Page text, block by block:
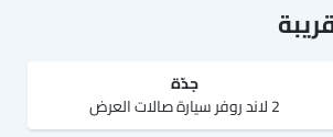
جدّة
2 لاند روفر سيارة صالات العرض